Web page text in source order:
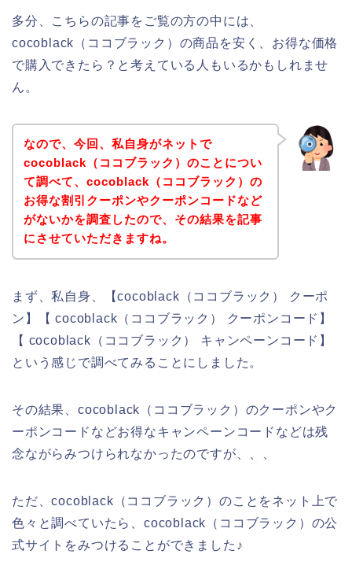
多分、こちらの記事をご覧の方の中には、
cocoblack（ココブラック）の商品を安く、お得な価格
で購入できたら？と考えている人もいるかもしれませ
ん。
なので、今回、私自身がネットで
cocoblack（ココブラック）のことについ
て調べて、cocoblack（ココブラック）の
お得な割引クーポンやクーポンコードなど
がないかを調査したので、その結果を記事
にさせていただきますね。
まず、私自身、【cocoblack（ココブラック） クーポ
ン】【 cocoblack（ココブラック） クーポンコード】
【 cocoblack（ココブラック） キャンペーンコード】
という感じで調べてみることにしました。
その結果、cocoblack（ココブラック）のクーポンやク
ーポンコードなどお得なキャンペーンコードなどは残
念ながらみつけられなかったのですが、、、
ただ、cocoblack（ココブラック）のことをネット上で
色々と調べていたら、cocoblack（ココブラック）の公
式サイトをみつけることができました♪